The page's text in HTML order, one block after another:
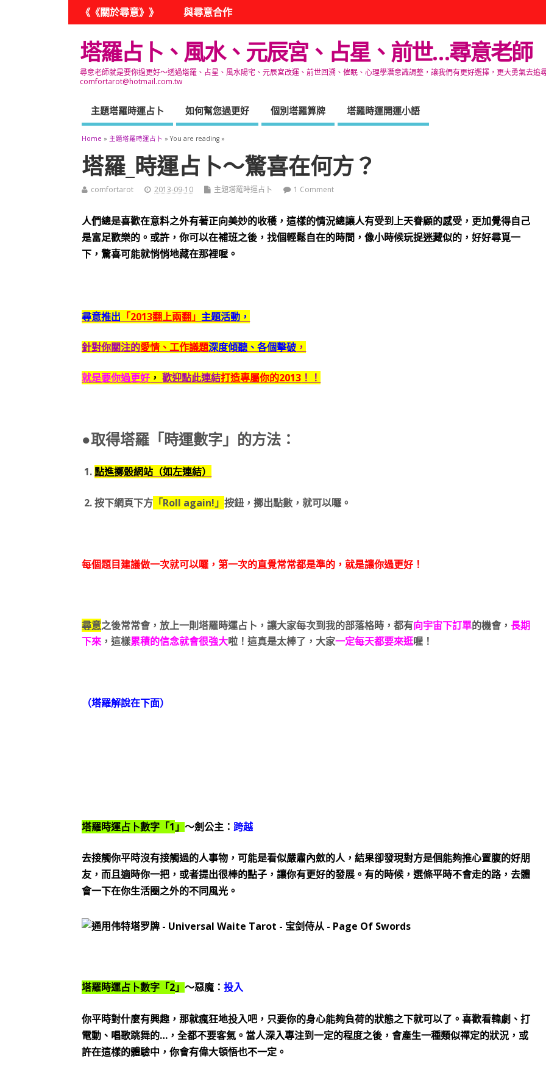
《《關於尋意》》 與尋意合作
塔羅占卜、風水、元辰宮、占星、前世…尋意老師
尋意老師就是要你過更好～透過塔羅、占星、風水陽宅、元辰宮改運、前世回溯、催眠、心理學潛意識調整，讓我們有更好選擇，更大勇氣去
comfortarot@hotmail.com.tw
主題塔羅時運占卜 如何幫您過更好 個別塔羅算牌 塔羅時運開運小語
Home » 主題塔羅時運占卜 » You are reading »
塔羅_時運占卜～驚喜在何方？
comfortarot 2013-09-10 主題塔羅時運占卜 1 Comment
人們總是喜歡在意料之外有著正向美妙的收穫，這樣的情況總讓人有受到上天眷顧的感受，更加覺得自己
是富足歡樂的。或許，你可以在補班之後，找個輕鬆自在的時間，像小時候玩捉迷藏似的，好好尋覓一
下，驚喜可能就悄悄地藏在那裡喔。
尋意推出 「2013翻上兩翻」 主題活動，
針對你關注的愛情、工作議題深度傾聽、各個擊破 ，
就是要你過更好 ， 歡迎點此連結打造專屬你的2013 ！！
●取得塔羅「時運數字」的方法：
1.點進擲骰網站（如左連結）
2. 按下網頁下方 「Roll again!」按鈕，擲出點數，就可以囉。
每個題目建議做一次就可以囉，第一次的直覺常常都是準的，就是讓你過更好！
尋意之後常常會，放上一則塔羅時運占卜，讓大家每次到我的部落格時，都有向宇宙下訂單的機會，長期
下來 ，這樣累積的信念就會很強大啦！這真是太棒了， 大家一定每天都要來逛喔！
（塔羅解說在下面）
塔羅時運占卜數字「1 」～劍公主： 跨越
去接觸你平時沒有接觸過的人事物，可能是看似嚴肅內斂的人，結果卻發現對方是個能夠推心置腹的好朋
友，而且適時你一把，或者提出很棒的點子，讓你有更好的發展。有的時候，選條平時不會走的路，去體
會一下在你生活圈之外的不同風光。
塔羅時運占卜數字「2 」～惡魔：投入
你平時對什麼有興趣，那就瘋狂地投入吧，只要你的身心能夠負荷的狀態之下就可以了。喜歡看韓劇、打
電動、唱歌跳舞的… ，全都不要客氣。當人深入專注到一定的程度之後，會產生一種類似禪定的狀況，或
許在這樣的體驗中，你會有偉大頓悟也不一定。